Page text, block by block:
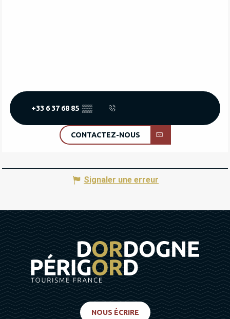
+33 6 37 68 85 ▒▒
CONTACTEZ-NOUS
Signaler une erreur
NOUS ÉCRIRE